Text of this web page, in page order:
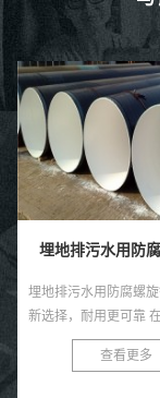
埋地给水用防腐
埋地给水用防腐螺旋
种高效且耐用的管道
在各类给水工程中得
用。这种钢管以其独
查看更多